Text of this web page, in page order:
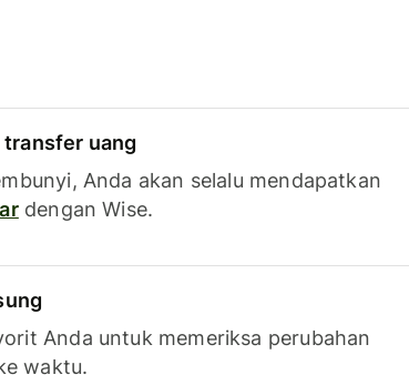
transfer uang
Anda akan selalu mendapatkan
dengan Wise.
Anda untuk memeriksa perubahan
waktu.